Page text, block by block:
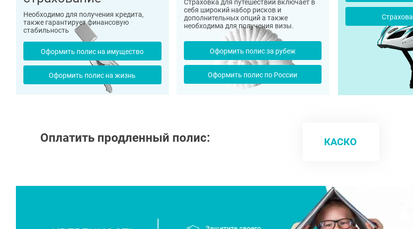
Необходимо для получения кредита,
также гарантирует финансовую
стабильность
Оформить полис на имущество
Оформить полис на жизнь
Страховка для путешествий включает в
себя широкий набор рисков и
дополнительных опций а также
необходима для получения визы.
Оформить полис за рубеж
Оформить полис по России
Оплатить продленный полис: КАСКО